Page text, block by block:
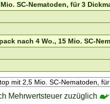
SC-Nematoden, für 3
nach 4 Wo., 15 Mio. SC-
Mehrwertsteuer zuzüglich